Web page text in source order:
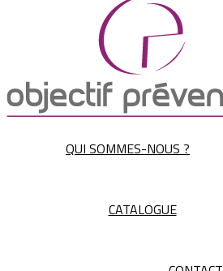
QUI SOMMES-NOUS ?
CATALOGUE